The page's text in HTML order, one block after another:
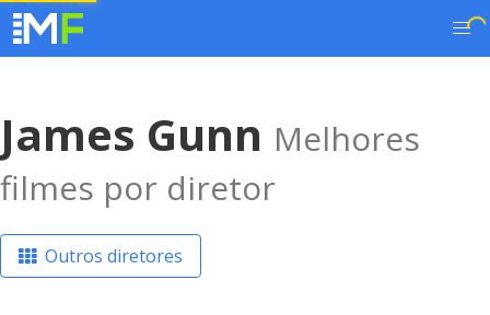
James Gunn Melhores
filmes por diretor
Outros diretores